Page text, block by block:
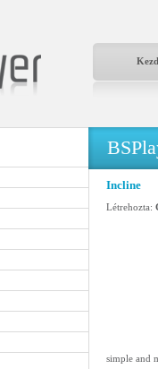
Incline
Létrehozta:
simple and